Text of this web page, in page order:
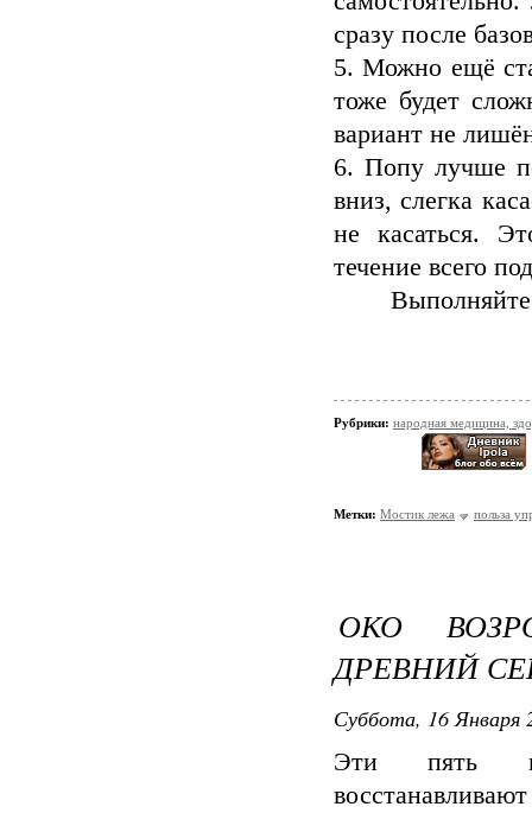
сразу после
5. Можно ещё
тоже будет
вариант не
6. Попу лучше
вниз, слегка
не касаться.
течение всего
Рубрики: народная медицина,
Метки: Мостик лежа польза
ОКО
ДРЕВНИЙ
Суббота, 16 Января
Эти пять